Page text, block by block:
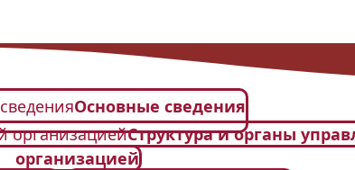
Основные сведения
организациейСтруктура и органы
организацией